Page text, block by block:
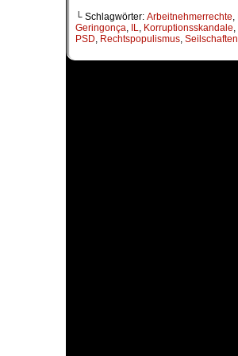
└ Schlagwörter: Arbeitnehmerrechte,
Geringonça, IL, Korruptionsskandale,
PSD, Rechtspopulismus, Seilschaften